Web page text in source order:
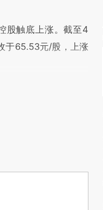
触底上涨。截至4
于65.53元/股，上涨